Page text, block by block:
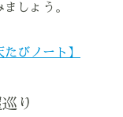
しょう。
びノート】
り